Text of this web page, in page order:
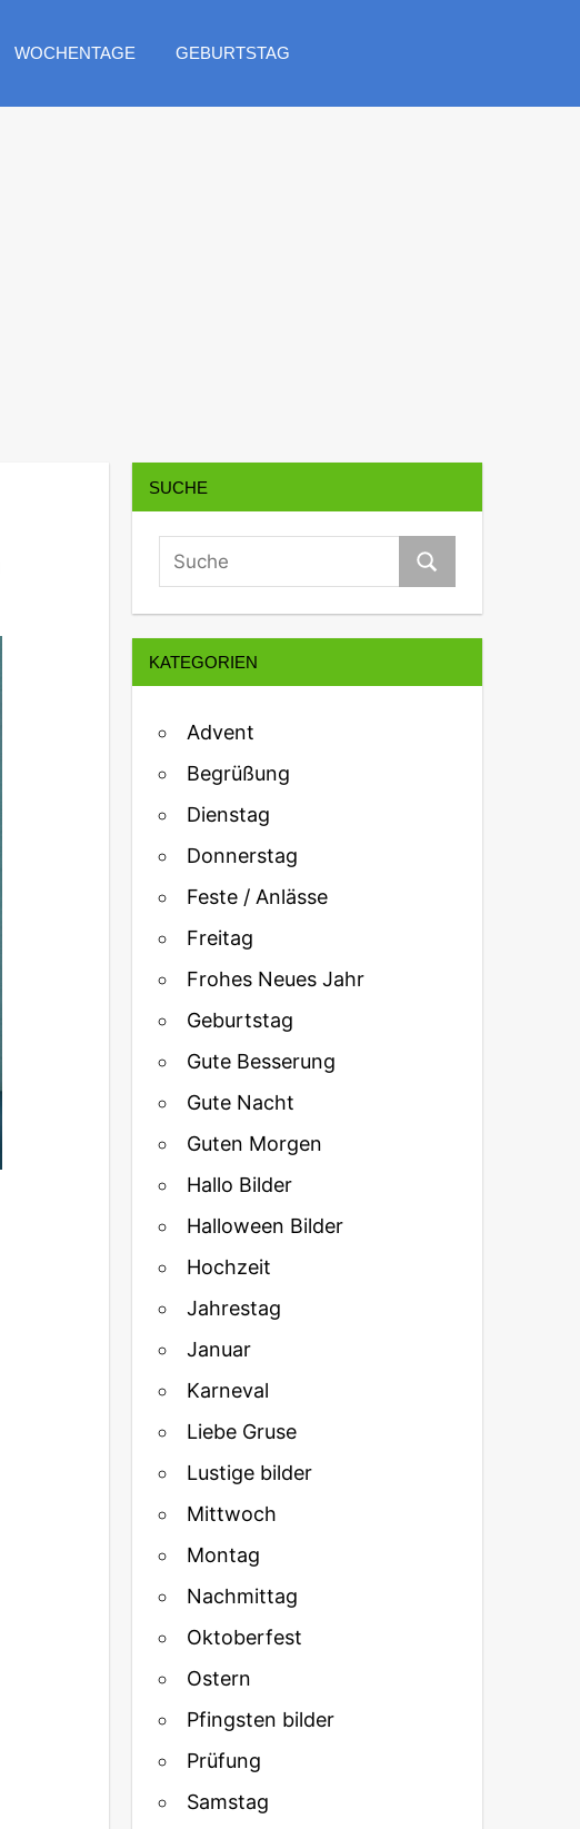
WOCHENTAGE GEBURTSTAG
SUCHE
KATEGORIEN
Advent
Begrüßung
Dienstag
Donnerstag
Feste / Anlässe
Freitag
Frohes Neues Jahr
Geburtstag
Gute Besserung
Gute Nacht
Guten Morgen
Hallo Bilder
Halloween Bilder
Hochzeit
Jahrestag
Januar
Karneval
Liebe Gruse
Lustige bilder
Mittwoch
Montag
Nachmittag
Oktoberfest
Ostern
Pfingsten bilder
Prüfung
Samstag